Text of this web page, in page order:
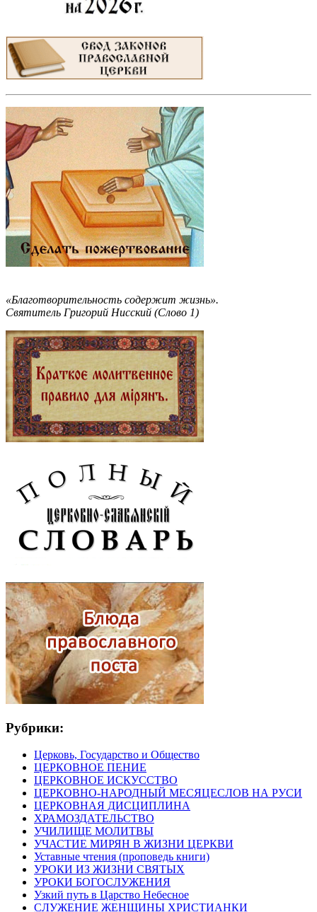
«Благотворительность содержит жизнь».
Святитель Григорий Нисский (Слово 1)
Рубрики:
Церковь, Государство и Общество
ЦЕРКОВНОЕ ПЕНИЕ
ЦЕРКОВНОЕ ИСКУССТВО
ЦЕРКОВНО-НАРОДНЫЙ МЕСЯЦЕСЛОВ НА РУСИ
ЦЕРКОВНАЯ ДИСЦИПЛИНА
ХРАМОЗДАТЕЛЬСТВО
УЧИЛИЩЕ МОЛИТВЫ
УЧАСТИЕ МИРЯН В ЖИЗНИ ЦЕРКВИ
Уставные чтения (проповедь книги)
УРОКИ ИЗ ЖИЗНИ СВЯТЫХ
УРОКИ БОГОСЛУЖЕНИЯ
Узкий путь в Царство Небесное
СЛУЖЕНИЕ ЖЕНЩИНЫ ХРИСТИАНКИ